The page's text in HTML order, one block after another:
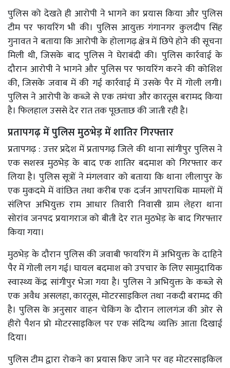
पुलिस को देखते ही आरोपी ने भागने का प्रयास किया और पुलिस
टीम पर फायरिंग भी की। पुलिस आयुक्त गंगानगर कुलदीप सिंह
गुनावत ने बताया कि आरोपी के होलागढ़ क्षेत्र में छिपे होने की सूचना
मिली थी, जिसके बाद पुलिस ने घेराबंदी की। पुलिस कार्रवाई के
दौरान आरोपी ने भागने और पुलिस पर फायरिंग करने की कोशिश
की, जिसके जवाब में की गई कार्रवाई में उसके पैर में गोली लगी।
पुलिस ने आरोपी के कब्जे से एक तमंचा और कारतूस बरामद किया
है। फिलहाल उससे देर रात तक पूछताछ की जाती रही है।
प्रतापगढ़ में पुलिस मुठभेड़ में शातिर गिरफ्तार
प्रतापगढ़ : उत्तर प्रदेश में प्रतापगढ़ जिले की थाना सांगीपुर पुलिस ने
एक सशस्त्र मुठभेड़ के बाद एक शातिर बदमाश को गिरफ्तार कर
लिया है। पुलिस सूत्रों ने मंगलवार को बताया कि थाना लीलापुर के
एक मुकदमे में वांछित तथा करीब एक दर्जन आपराधिक मामलों में
संलिप्त अभियुक्त राम आधार तिवारी निवासी ग्राम लेहरा थाना
सोरांव जनपद प्रयागराज को बीती देर रात मुठभेड़ के बाद गिरफ्तार
किया गया।
मुठभेड़ के दौरान पुलिस की जवाबी फायरिंग में अभियुक्त के दाहिने
पैर में गोली लग गई। घायल बदमाश को उपचार के लिए सामुदायिक
स्वास्थ्य केंद्र सांगीपुर भेजा गया है। पुलिस ने अभियुक्त के कब्जे से
एक अवैध असलहा, कारतूस, मोटरसाइकिल तथा नकदी बरामद की
है। पुलिस के अनुसार वाहन चेकिंग के दौरान लालगंज की ओर से
हीरो पैशन प्रो मोटरसाइकिल पर एक संदिग्ध व्यक्ति आता दिखाई
दिया।
पुलिस टीम द्वारा रोकने का प्रयास किए जाने पर वह मोटरसाइकिल